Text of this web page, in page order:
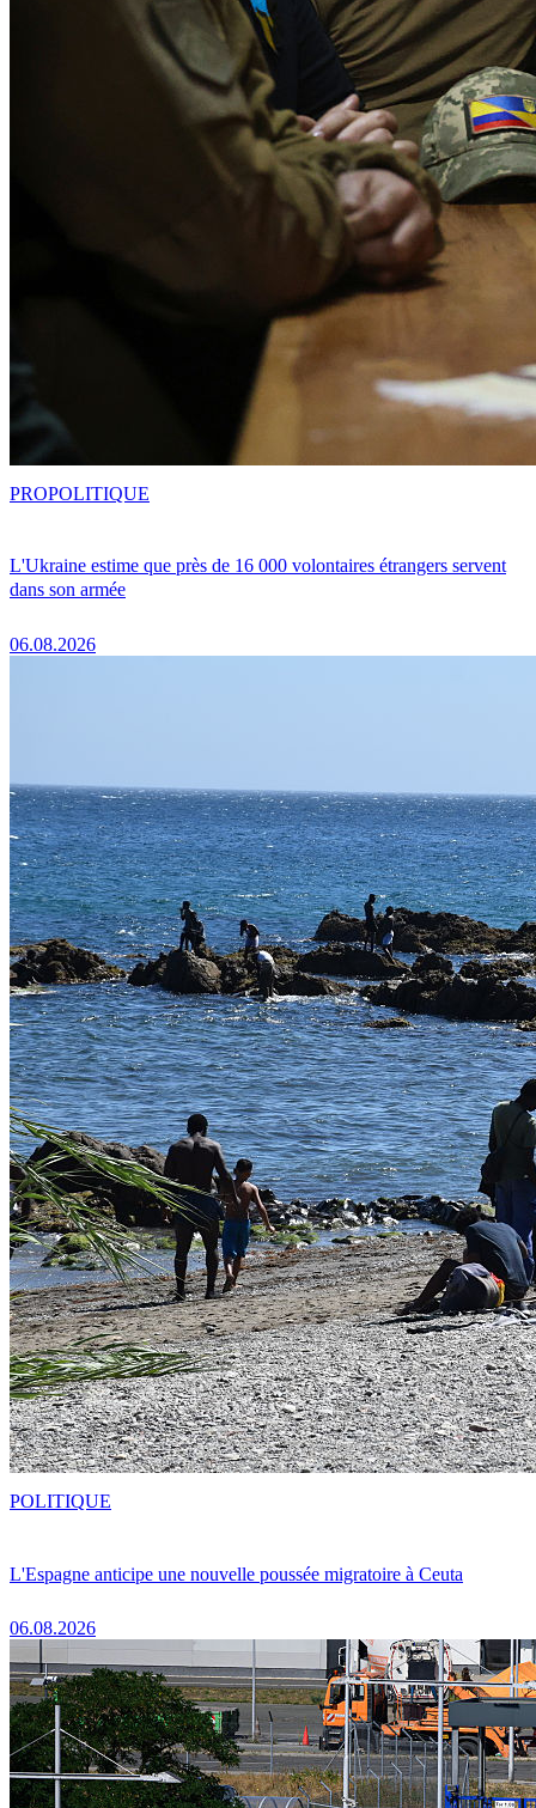
L'Ukraine estime que près de 16 000 volontaires étrangers servent
dans son armée
06.08.2026
PROPOLITIQUE
L'Espagne anticipe une nouvelle poussée migratoire à Ceuta
06.08.2026
POLITIQUE